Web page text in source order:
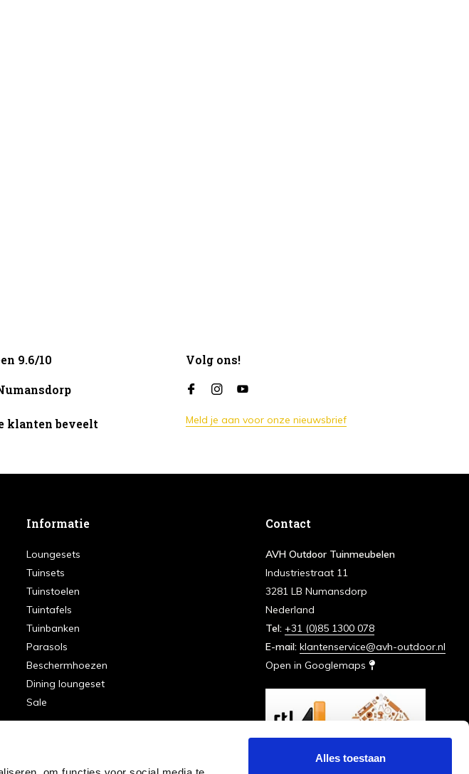
Alles toestaan
9.6/10
klanten beveelt
Volg ons!
Meld je aan voor onze nieuwsbrief
Informatie
Loungesets
Tuinsets
Tuinstoelen
Tuintafels
Tuinbanken
Parasols
Beschermhoezen
Dining loungeset
Sale
Contact
AVH Outdoor Tuinmeubelen
Industriestraat 11
3281 LB Numansdorp
Nederland
Tel: +31 (0)85 1300 078
E-mail: klantenservice@avh-outdoor.nl
Open in Googlemaps